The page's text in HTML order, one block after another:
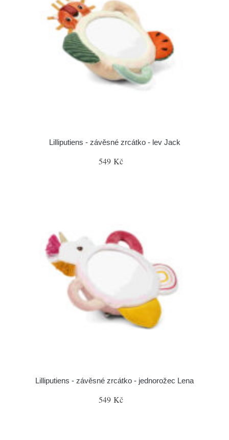
Lilliputiens - závěsné zrcátko - lev Jack
549 Kč
Lilliputiens - závěsné zrcátko - jednorožec Lena
549 Kč